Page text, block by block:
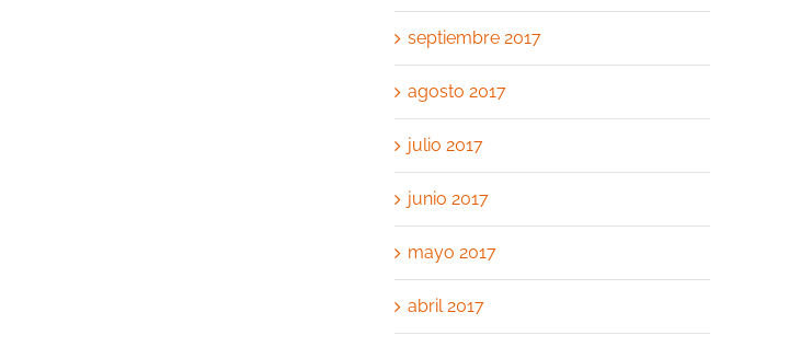
septiembre 2017
agosto 2017
julio 2017
junio 2017
mayo 2017
abril 2017